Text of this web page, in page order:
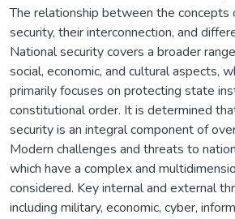
The relationship between the concepts
security, their interconnection, and
National security covers a broader
social, economic, and cultural aspects,
primarily focuses on protecting state
constitutional order. It is determined
security is an integral component of
Modern challenges and threats to
which have a complex and
considered. Key internal and external
including military, economic, cyber,